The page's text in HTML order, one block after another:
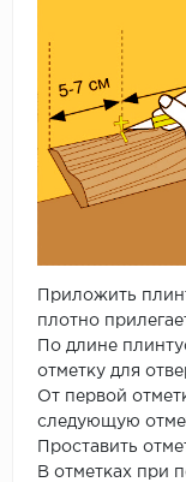
Приложить
плотно
По длине
отметку для
От первой
следующую
Проставить
В отметках при